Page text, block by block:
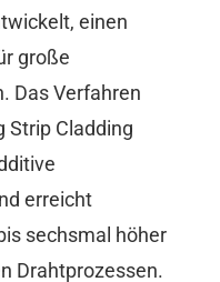
einen
große
Das Verfahren
Strip Cladding
erreicht
sechsmal höher
Drahtprozessen.